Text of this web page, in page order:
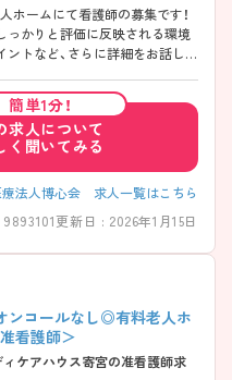
ホームにて看護師の募集です！
っかりと評価に反映される環境
ントなど、さらに詳細をお話しい
簡単1分！
求人について
く聞いてみる
療法人博心会 求人一覧はこちら
更新日 : 2026年1月15日
ンコールなし◎有料老人ホ
看護師＞
ケアハウス寄宮の准看護師求